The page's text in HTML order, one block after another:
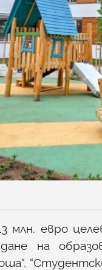
млн. евро
на